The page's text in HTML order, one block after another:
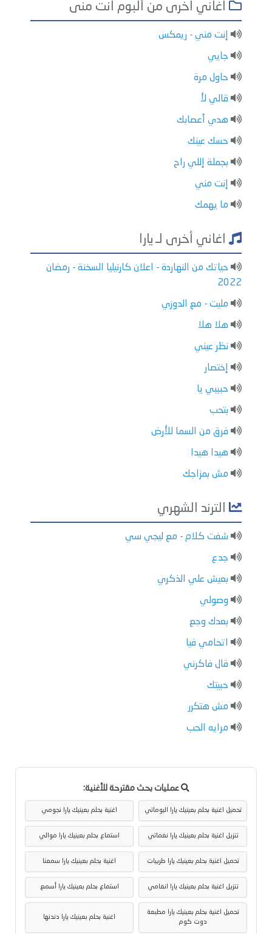
اغاني اخرى من ألبوم انت منى
إنت مني - ريمكس
جايي
حاول مرة
قالي لأ
هدي أعصابك
حسك عينك
بجملة إللي راح
إنت مني
ما يهمك
اغاني أخرى لـ يارا
حياتك من النهاردة - اعلان كارنيليا السخنة - رمضان
2022
مليت - مع الدوزي
هلا هلا
نظر عيني
إختصار
حبيبي يا
بتحب
فرق من السما للأرض
هيدا هيدا
مش بمزاجك
الترند الشهري
شفت كلام - مع ليجي سي
جدع
بعيش علي الذكري
وصولي
بعدك وجع
اتحامي فيا
قال فاكرني
حبيتك
مش هتكرر
مرايه الحب
عمليات بحث مقترحة للأغنية:
تحميل اغنية بحلم بعينيك يارا البوماتي اغنية بحلم بعينيك يارا نجومي
تنزيل اغنية بحلم بعينيك يارا نغماتي استماع بحلم بعينيك يارا موالي
تحميل اغنية بحلم بعينيك يارا طربيات اغنية بحلم بعينيك يارا سمعنا
تنزيل اغنية بحلم بعينيك يارا انغامي استماع بحلم بعينيك يارا أسمع
تحميل اغنية بحلم بعينيك يارا مطبعة
دوت كوم
اغنية بحلم بعينيك يارا دندنها